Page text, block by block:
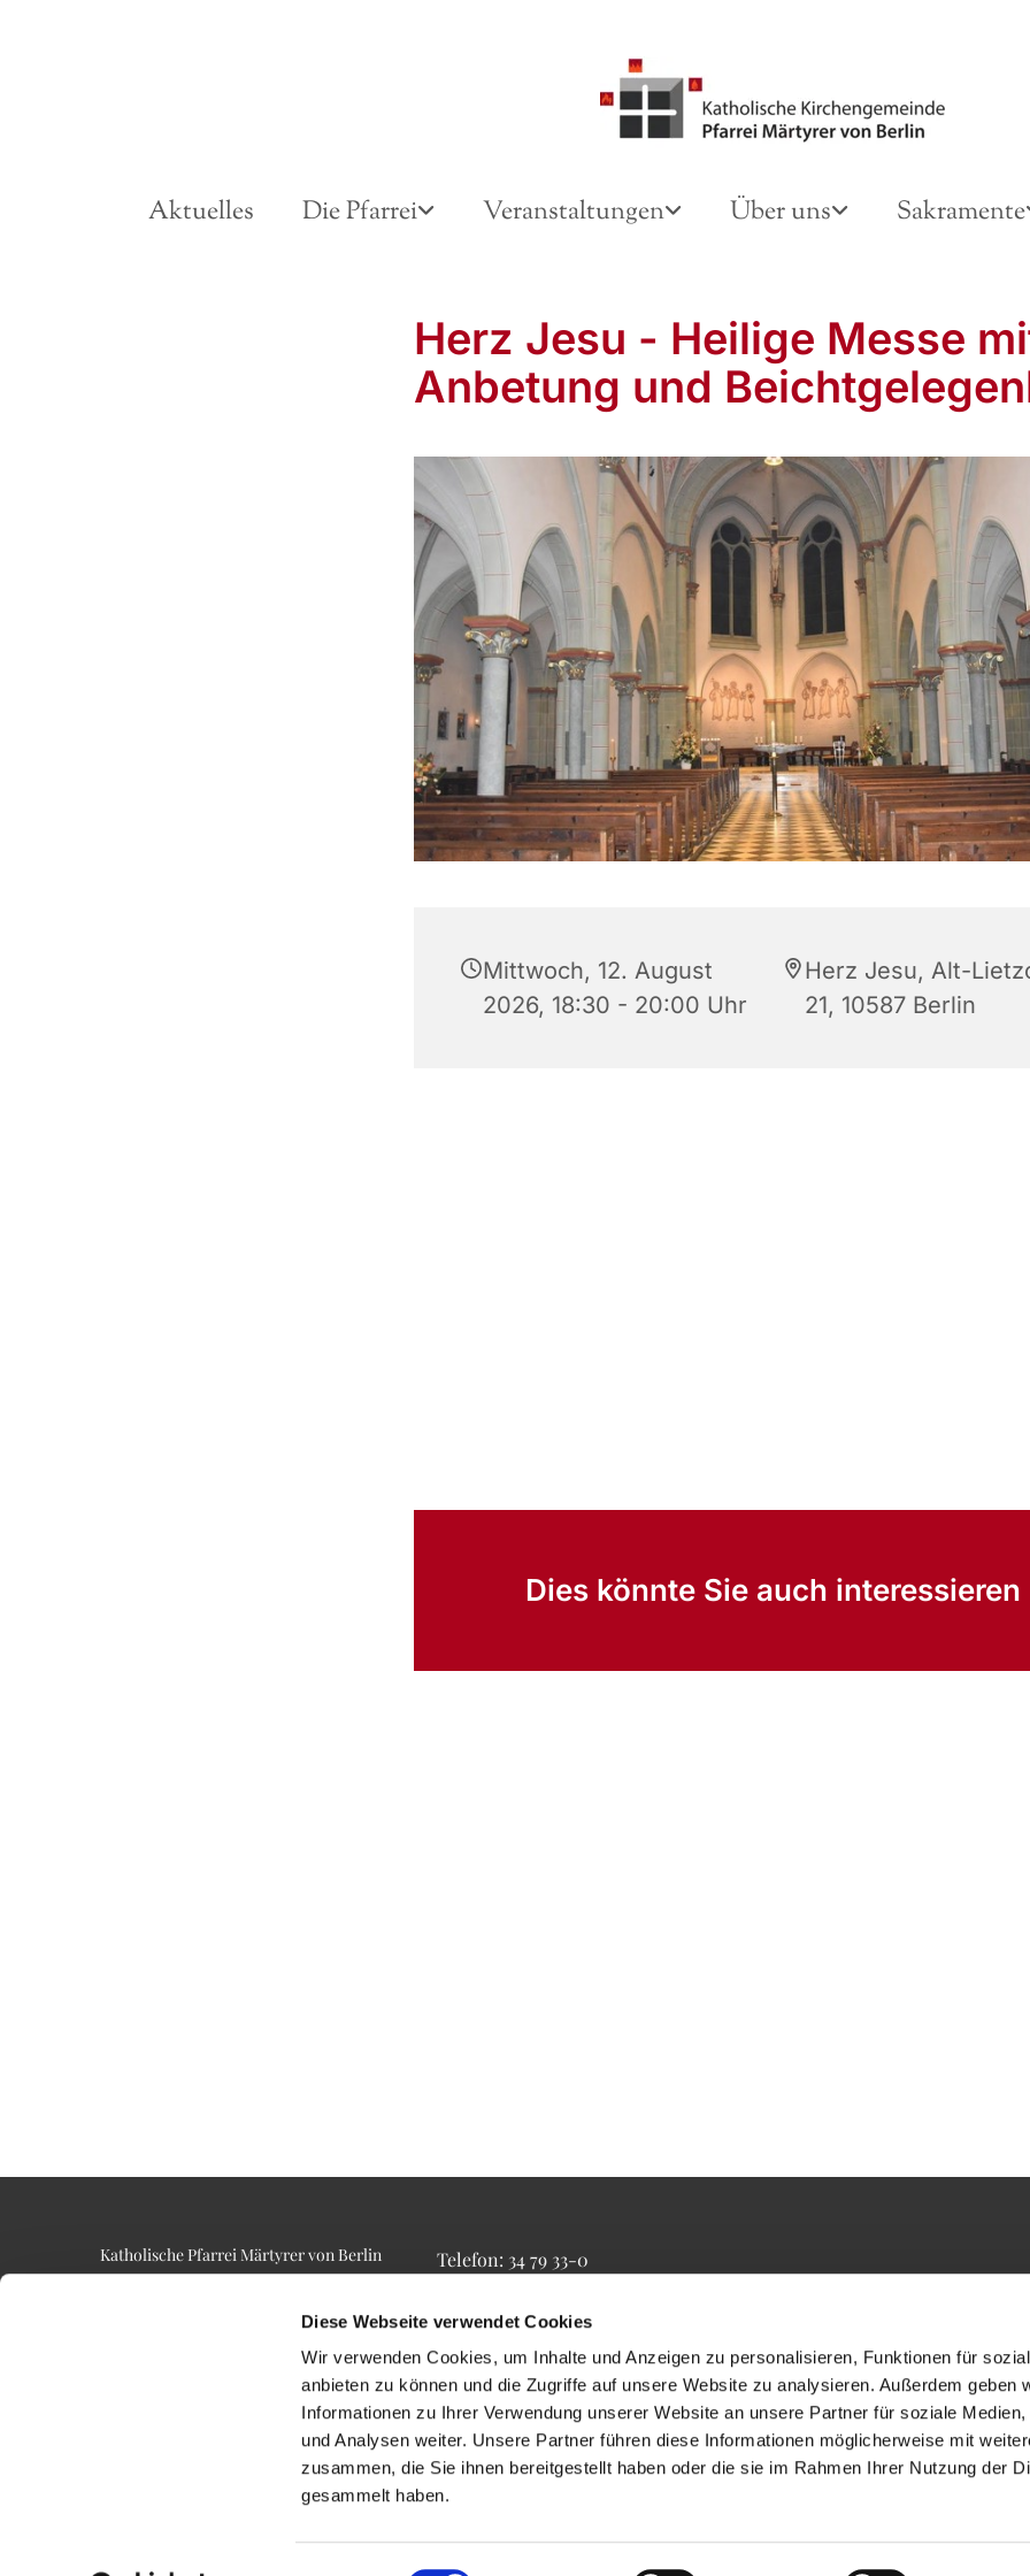
Diese Webseite verwendet Cookies
Wir verwenden Cookies, um Inhalte und Anzeigen zu personalisieren, Funktionen für
anbieten zu können und die Zugriffe auf unsere Website zu analysieren. Außerdem geben
Informationen zu Ihrer Verwendung unserer Website an unsere Partner für soziale Medien,
und Analysen weiter. Unsere Partner führen diese Informationen möglicherweise mit
zusammen, die Sie ihnen bereitgestellt haben oder die sie im Rahmen Ihrer Nutzung der
gesammelt haben.
Aktuelles Die Pfarrei Veranstaltungen Über uns Sakramente
Herz Jesu - Heilige Messe
Anbetung und
Mittwoch, 12. August
2026, 18:30 - 20:00 Uhr
Herz Jesu, Alt-
21, 10587 Berlin
Dies könnte Sie auch interessieren
Katholische Pfarrei Märtyrer von Berlin
Alt-Lietzow 23
Telefon: 34 79 33-0
Email: pfarrbuero@maertyrer-von-berlin.de
Impressum ChurchDesk-Login